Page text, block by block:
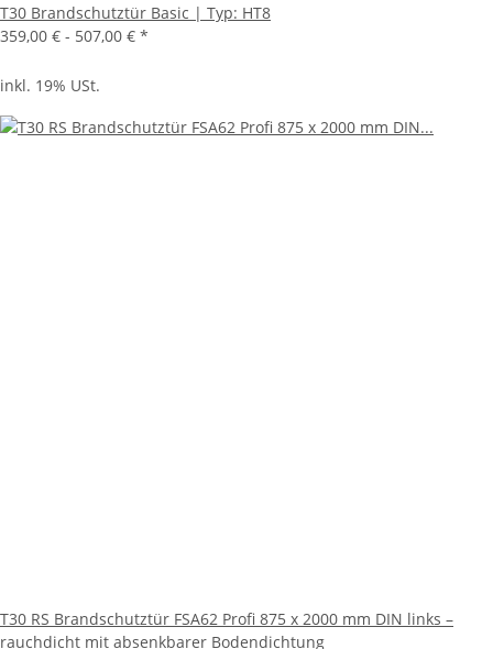
T30 Brandschutztür Basic | Typ: HT8
359,00 € - 507,00 € *
inkl. 19% USt.
T30 RS Brandschutztür FSA62 Profi 875 x 2000 mm DIN links –
rauchdicht mit absenkbarer Bodendichtung